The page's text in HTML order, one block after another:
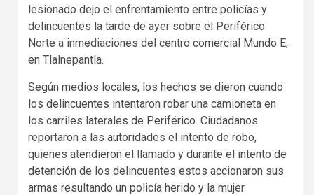
lesionado dejo el enfrentamiento entre policías y
delincuentes la tarde de ayer sobre el Periférico
Norte a inmediaciones del centro comercial Mundo E,
en Tlalnepantla.
Según medios locales, los hechos se dieron cuando
los delincuentes intentaron robar una camioneta en
los carriles laterales de Periférico. Ciudadanos
reportaron a las autoridades el intento de robo,
quienes atendieron el llamado y durante el intento de
detención de los delincuentes estos accionaron sus
armas resultando un policía herido y la mujer